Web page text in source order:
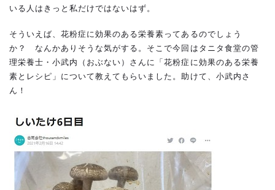
いる人はきっと私だけではないはず。
そういえば、花粉症に効果のある栄養素ってあるのでしょう
か？ なんかありそうな気がする。そこで今回はタニタ食堂の管
理栄養士・小武内（おぶない）さんに「花粉症に効果のある栄養
素とレシピ」について教えてもらいました。助けて、小武内さ
ん！